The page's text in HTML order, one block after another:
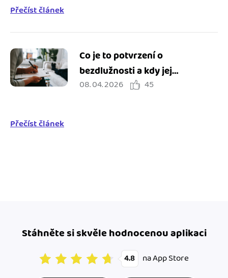
Přečíst článek
Co je to potvrzení o
bezdlužnosti a kdy jej
potřebuji?
08. 04. 2026 45
Přečíst článek
Stáhněte si skvěle hodnocenou aplikaci
4.8 na App Store